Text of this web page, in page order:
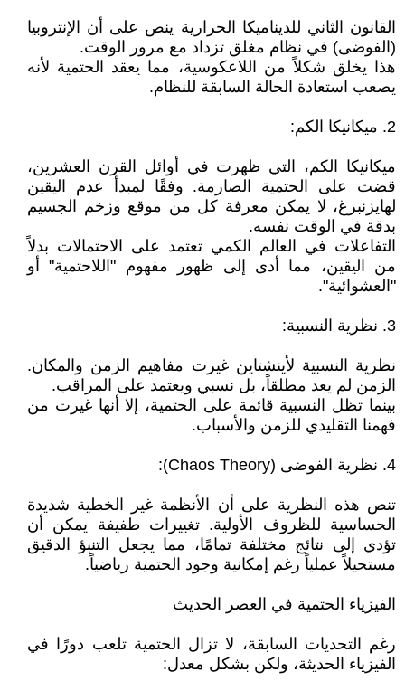
القانون الثاني للديناميكا الحرارية ينص على أن الإنتروبيا
(الفوضى) في نظام مغلق تزداد مع مرور الوقت.
هذا يخلق شكلاً من اللاعكوسية، مما يعقد الحتمية لأنه
يصعب استعادة الحالة السابقة للنظام.
2. ميكانيكا الكم:
ميكانيكا الكم، التي ظهرت في أوائل القرن العشرين،
قضت على الحتمية الصارمة. وفقًا لمبدأ عدم اليقين
لهايزنبرغ، لا يمكن معرفة كل من موقع وزخم الجسيم
بدقة في الوقت نفسه.
التفاعلات في العالم الكمي تعتمد على الاحتمالات بدلاً
من اليقين، مما أدى إلى ظهور مفهوم "اللاحتمية" أو
"العشوائية".
3. نظرية النسبية:
نظرية النسبية لأينشتاين غيرت مفاهيم الزمن والمكان.
الزمن لم يعد مطلقاً، بل نسبي ويعتمد على المراقب.
بينما تظل النسبية قائمة على الحتمية، إلا أنها غيرت من
فهمنا التقليدي للزمن والأسباب.
4. نظرية الفوضى (Chaos Theory):
تنص هذه النظرية على أن الأنظمة غير الخطية شديدة
الحساسية للظروف الأولية. تغييرات طفيفة يمكن أن
تؤدي إلى نتائج مختلفة تمامًا، مما يجعل التنبؤ الدقيق
مستحيلاً عملياً رغم إمكانية وجود الحتمية رياضياً.
الفيزياء الحتمية في العصر الحديث
رغم التحديات السابقة، لا تزال الحتمية تلعب دورًا في
الفيزياء الحديثة، ولكن بشكل معدل: